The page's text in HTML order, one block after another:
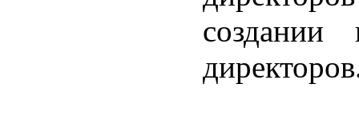
создании